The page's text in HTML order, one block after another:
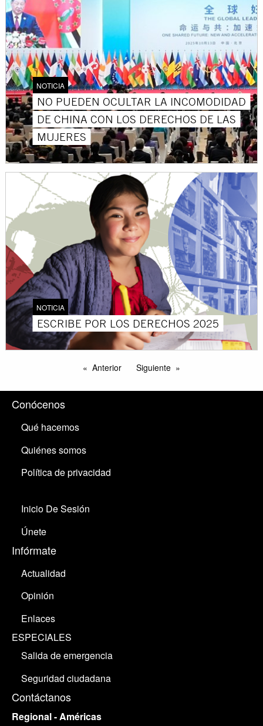
NOTICIA
NO PUEDEN OCULTAR LA INCOMODIDAD
DE CHINA CON LOS DERECHOS DE LAS
MUJERES
NOTICIA
ESCRIBE POR LOS DERECHOS 2025
Anterior Siguiente
Conócenos
Qué hacemos
Quiénes somos
Política de privacidad
Inicio De Sesión
Únete
Infórmate
Actualidad
Opinión
Enlaces
ESPECIALES
Salida de emergencia
Seguridad ciudadana
Contáctanos
Regional - Américas